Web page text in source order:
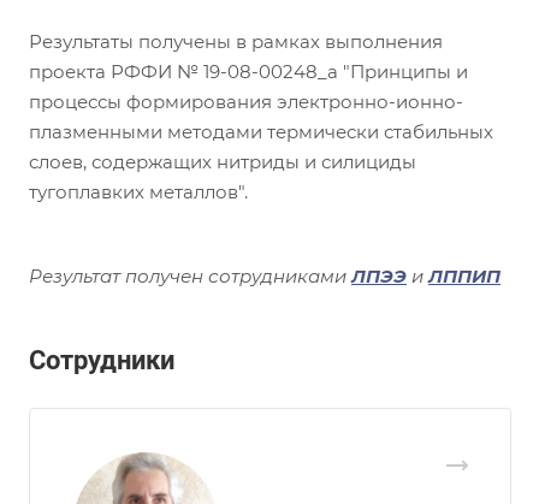
Результаты получены в рамках выполнения
проекта РФФИ № 19-08-00248_а "Принципы и
процессы формирования электронно-ионно-
плазменными методами термически стабильных
слоев, содержащих нитриды и силициды
тугоплавких металлов".
Результат получен сотрудникамиЛПЭЭ иЛППИП
Сотрудники